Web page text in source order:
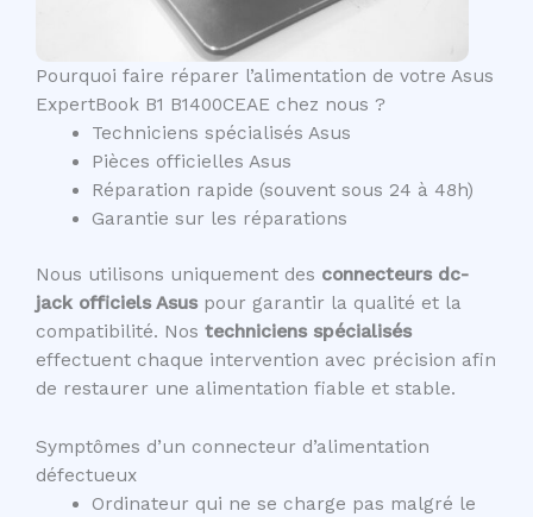
Pourquoi faire réparer l’alimentation de votre Asus
ExpertBook B1 B1400CEAE chez nous ?
Techniciens spécialisés Asus
Pièces officielles Asus
Réparation rapide (souvent sous 24 à 48h)
Garantie sur les réparations
Nous utilisons uniquement des connecteurs dc-
jack officiels Asuspour garantir la qualité et la
compatibilité. Nos techniciens spécialisés
effectuent chaque intervention avec précision afin
de restaurer une alimentation fiable et stable.
Symptômes d’un connecteur d’alimentation
défectueux
Ordinateur qui ne se charge pas malgré le